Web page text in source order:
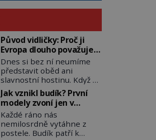
Původ vidličky: Proč ji
Evropa dlouho považuje
za nástroj samotného
satana?
Dnes si bez ní neumíme
představit oběd ani
slavnostní hostinu. Když se
však vidlička v raném
středověku objevuje na
evropských stolech,
vzbuzuje pohoršení,
posměch i strach. Mnozí
duchovní ji označují za
Jak vznikl budík? První
modely zvoní jen v
jedinou nastavenou
hodinu
Každé ráno nás
nemilosrdně vytáhne z
postele. Budík patří k